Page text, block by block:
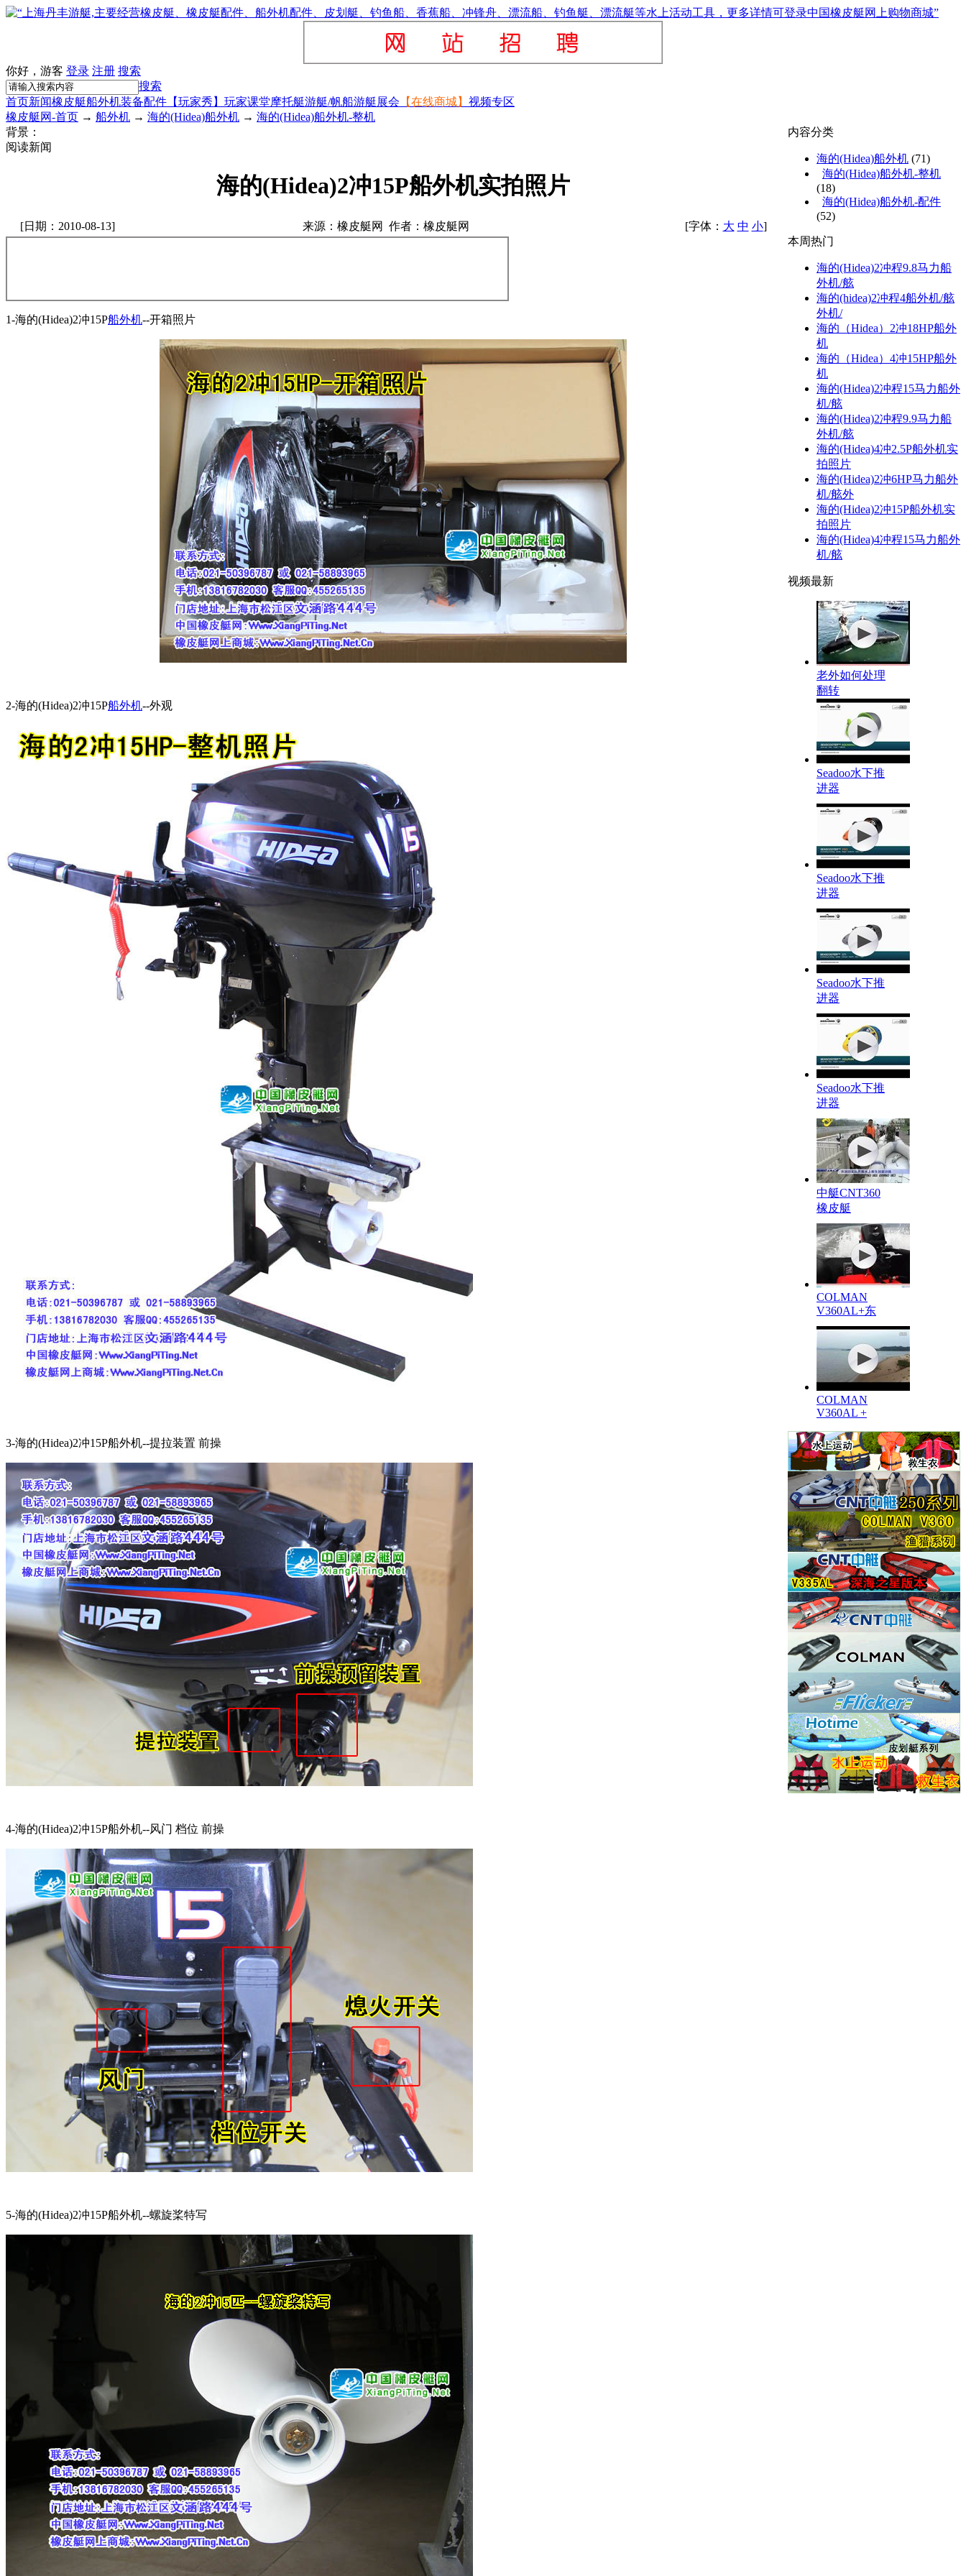
你好，游客 登录 注册 搜索
搜索
首页新闻橡皮艇船外机装备配件 【玩家秀】 玩家课堂摩托艇游艇/帆船游艇展会 【在线商城】 视频专区
橡皮艇网-首页 → 船外机 → 海的(Hidea)船外机 → 海的(Hidea)船外机-整机
背景：
阅读新闻
海的(Hidea)2冲15P船外机实拍照片
[日期：2010-08-13] 来源：橡皮艇网 作者：橡皮艇网 [字体： 大 中 小]
1-海的(Hidea)2冲15P船外机--开箱照片
2-海的(Hidea)2冲15P船外机--外观
3-海的(Hidea)2冲15P船外机--提拉装置 前操
4-海的(Hidea)2冲15P船外机--风门 档位 前操
5-海的(Hidea)2冲15P船外机--螺旋桨特写
内容分类
海的(Hidea)船外机 (71)
海的(Hidea)船外机-整机
(18)
海的(Hidea)船外机-配件
(52)
本周热门
海的(Hidea)2冲程9.8马力船
外机/舷
海的(hidea)2冲程4船外机/舷
外机/
海的（Hidea）2冲18HP船外
机
海的（Hidea）4冲15HP船外
机
海的(Hidea)2冲程15马力船外
机/舷
海的(Hidea)2冲程9.9马力船
外机/舷
海的(Hidea)4冲2.5P船外机实
拍照片
海的(Hidea)2冲6HP马力船外
机/舷外
海的(Hidea)2冲15P船外机实
拍照片
海的(Hidea)4冲程15马力船外
机/舷
视频最新
老外如何处理
翻转
Seadoo水下推
进器
Seadoo水下推
进器
Seadoo水下推
进器
Seadoo水下推
进器
中艇CNT360
橡皮艇
COLMAN
V360AL+东
COLMAN
V360AL +